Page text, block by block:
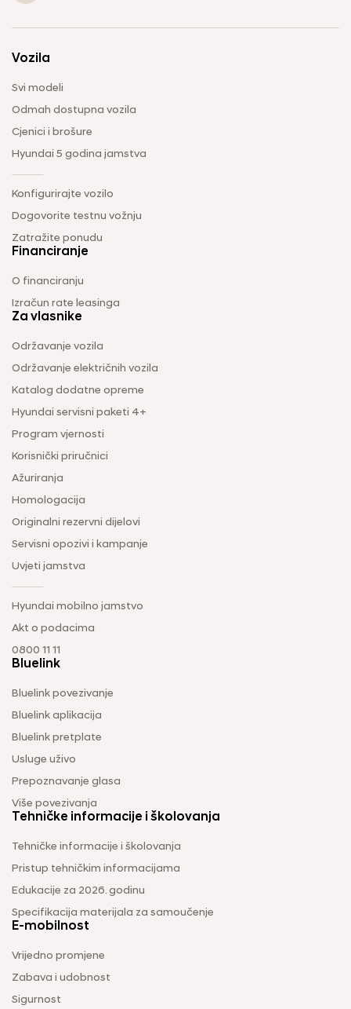
Vozila
Svi modeli
Odmah dostupna vozila
Cjenici i brošure
Hyundai 5 godina jamstva
Konfigurirajte vozilo
Dogovorite testnu vožnju
Zatražite ponudu
Financiranje
O financiranju
Izračun rate leasinga
Za vlasnike
Održavanje vozila
Održavanje električnih vozila
Katalog dodatne opreme
Hyundai servisni paketi 4+
Program vjernosti
Korisnički priručnici
Ažuriranja
Homologacija
Originalni rezervni dijelovi
Servisni opozivi i kampanje
Uvjeti jamstva
Hyundai mobilno jamstvo
Akt o podacima
0800 11 11
Bluelink
Bluelink povezivanje
Bluelink aplikacija
Bluelink pretplate
Usluge uživo
Prepoznavanje glasa
Više povezivanja
Tehničke informacije i školovanja
Tehničke informacije i školovanja
Pristup tehničkim informacijama
Edukacije za 2026. godinu
Specifikacija materijala za samoučenje
E-mobilnost
Vrijedno promjene
Zabava i udobnost
Sigurnost